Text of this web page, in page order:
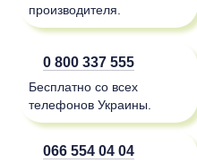
производителя.
0 800 337 555
Бесплатно со всех
телефонов Украины.
066 554 04 04